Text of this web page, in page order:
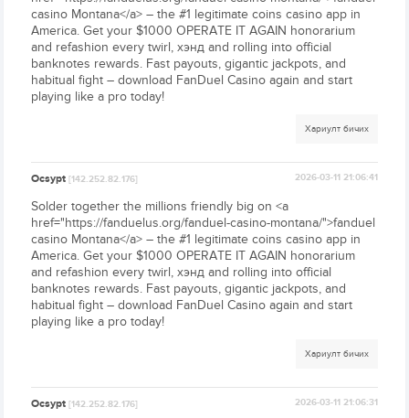
casino Montana</a> – the #1 legitimate coins casino app in
America. Get your $1000 OPERATE IT AGAIN honorarium
and refashion every twirl, хэнд and rolling into official
banknotes rewards. Fast payouts, gigantic jackpots, and
habitual fight – download FanDuel Casino again and start
playing like a pro today!
Хариулт бичих
Ocsypt[142.252.82.176] 2026-03-11 21:06:41
Solder together the millions friendly big on <a
href="https://fanduelus.org/fanduel-casino-montana/">fanduel
casino Montana</a> – the #1 legitimate coins casino app in
America. Get your $1000 OPERATE IT AGAIN honorarium
and refashion every twirl, хэнд and rolling into official
banknotes rewards. Fast payouts, gigantic jackpots, and
habitual fight – download FanDuel Casino again and start
playing like a pro today!
Хариулт бичих
Ocsypt[142.252.82.176] 2026-03-11 21:06:31